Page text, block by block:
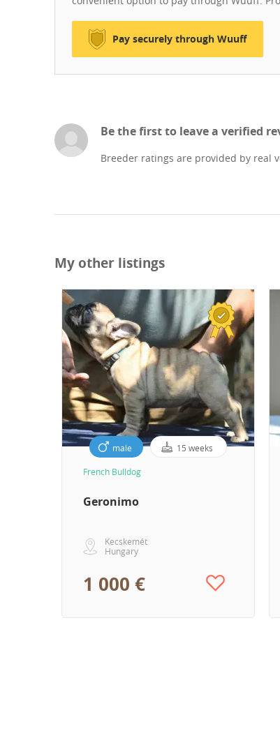
Pay securely through Wuuff
Be the first to leave a verified
Breeder ratings are provided by real
My other listings
male 15 weeks
French Bulldog
Geronimo
Kecskemét
Hungary
1 000 €